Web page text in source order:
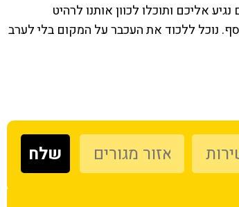
אליכם ותוכלו לכוון אותנו לרהיט
נוכל ללכוד את העכבר על המקום בלי לערב